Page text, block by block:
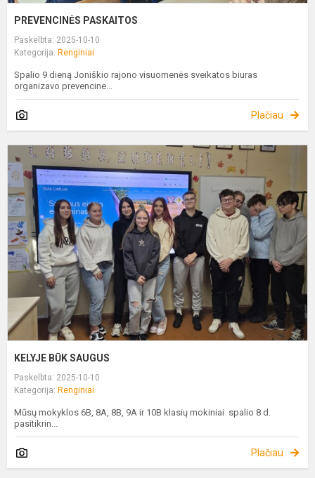
PREVENCINĖS PASKAITOS
Paskelbta: 2025-10-10
Kategorija: Renginiai
Spalio 9 dieną Joniškio rajono visuomenės sveikatos biuras
organizavo prevencine...
Plačiau
KELYJE BŪK SAUGUS
Paskelbta: 2025-10-10
Kategorija: Renginiai
Mūsų mokyklos 6B, 8A, 8B, 9A ir 10B klasių mokiniai spalio 8 d.
pasitikrin...
Plačiau